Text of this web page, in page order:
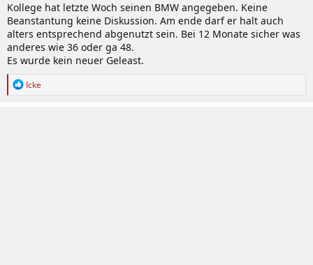
Kollege hat letzte Woch seinen BMW angegeben. Keine
Beanstantung keine Diskussion. Am ende darf er halt auch
alters entsprechend abgenutzt sein. Bei 12 Monate sicher was
anderes wie 36 oder ga 48.
Es wurde kein neuer Geleast.
R
Icke